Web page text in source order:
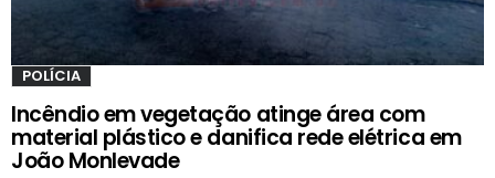
POLÍCIA
Incêndio em vegetação atinge área com
material plástico e danifica rede elétrica em
João Monlevade